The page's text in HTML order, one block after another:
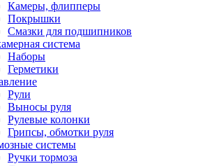
Камеры, флипперы
Покрышки
Смазки для подшипников
система
Наборы
Герметики
Рули
Выносы руля
Рулевые колонки
Грипсы, обмотки руля
системы
Ручки тормоза